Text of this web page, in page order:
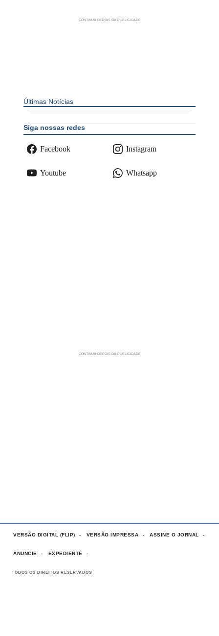
Últimas Notícias
Siga nossas redes
Facebook Instagram
Youtube Whatsapp
VERSÃO DIGITAL (FLIP) VERSÃO IMPRESSA ASSINE O JORNAL
ANUNCIE EXPEDIENTE
TODOS OS DIREITOS RESERVADOS